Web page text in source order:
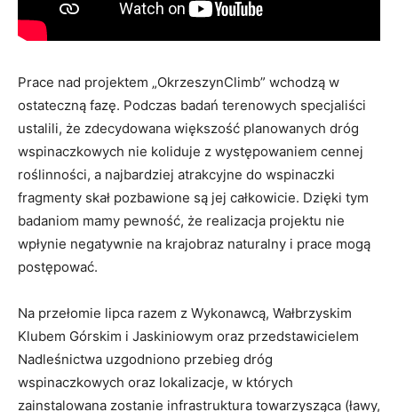
Prace nad projektem „OkrzeszynClimb” wchodzą w
ostateczną fazę. Podczas badań terenowych specjaliści
ustalili, że zdecydowana większość planowanych dróg
wspinaczkowych nie koliduje z występowaniem cennej
roślinności, a najbardziej atrakcyjne do wspinaczki
fragmenty skał pozbawione są jej całkowicie. Dzięki tym
badaniom mamy pewność, że realizacja projektu nie
wpłynie negatywnie na krajobraz naturalny i prace mogą
postępować.
Na przełomie lipca razem z Wykonawcą, Wałbrzyskim
Klubem Górskim i Jaskiniowym oraz przedstawicielem
Nadleśnictwa uzgodniono przebieg dróg
wspinaczkowych oraz lokalizacje, w których
zainstalowana zostanie infrastruktura towarzysząca (ławy,